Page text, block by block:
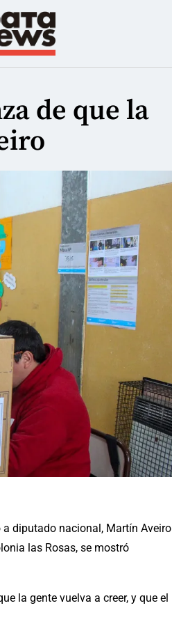
de que la
diputado nacional, Martín Aveiro
las Rosas, se mostró
la gente vuelva a creer, y que el